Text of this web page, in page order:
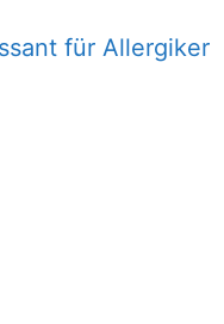
für Allergiker